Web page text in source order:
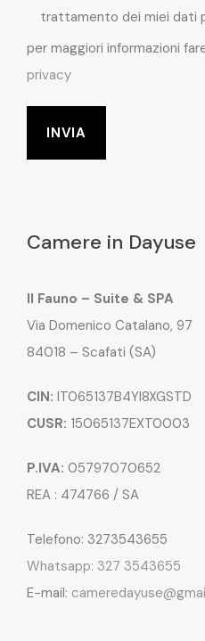
trattamento dei miei dati
per maggiori informazioni
privacy
Camere in Dayuse
Il Fauno – Suite & SPA
Via Domenico Catalano, 97
84018 – Scafati (SA)
CIN: IT065137B4YI8XGSTD
CUSR: 15065137EXT0003
P.IVA: 05797070652
REA : 474766 / SA
Telefono: 3273543655
Whatsapp: 327 3543655
E-mail: